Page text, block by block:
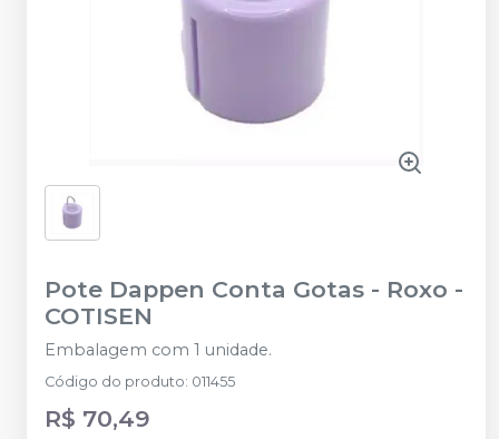
Pote Dappen Conta Gotas - Roxo -
COTISEN
Embalagem com 1 unidade.
Código do produto: 011455
R$ 70,49